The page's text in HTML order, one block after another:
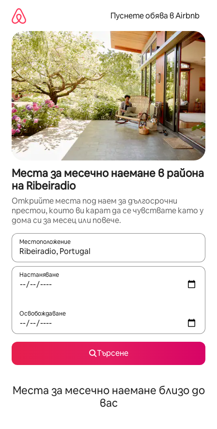
съдържанието
Пуснете обява в Airbnb
Места за месечно наемане в района
на Ribeiradio
Открийте места под наем за дългосрочни
престои, които ви карат да се чувствате като у
дома си за месец или повече.
Местоположение
Когато резултатите се покажат, използвайте
Настаняване
Освобождаване
Търсене
Места за месечно наемане близо до
вас